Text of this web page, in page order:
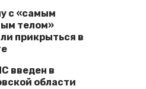
с «самым
телом»
прикрыться в
введен в
области